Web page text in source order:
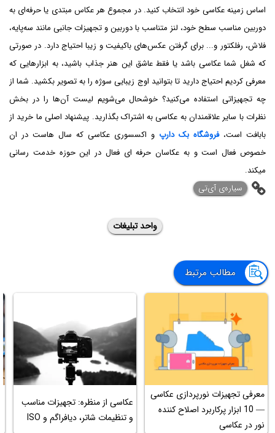
اساس زمینه عکاسی خود انتخاب کنید. در مجموع هر عکاس مبتدی یا حرفه‌ای به
دوربین مناسب سطح خود، لنز متناسب با دوربین و تجهیزات جانبی مانند سه‌پایه،
فلاش، رفلکتور و... برای گرفتن عکس‌های باکیفیت و زیبا احتیاج دارد. در صورتی
که شغل شما عکاسی باشد یا فقط عاشق این هنر جذاب باشید، به ابزارهایی که
معرفی کردیم احتیاج دارید تا بتوانید اوج زیبایی سوژه را به تصویر بکشید. شما از
چه تجهیزاتی استفاده می‌کنید؟ خوشحال می‌شویم لیست آن‌ها را در بخش
نظرات با سایر علاقمندان به عکاسی به اشتراک بگذارید. پیشنهاد اصلی ما خرید از
بابافت است،فروشگاه بک دارپ و اکسسوری عکاسی که سال هاست در ان
خصوص فعال است و به عکاسان حرفه ای فعال در این حوزه خدمت رسانی
میکند.
‌سیاره‌ی آی‌تی
واحد تبلیغات
مطالب مرتبط
معرفی تجهیزات نورپردازی عکاسی
— 10 ابزار پرکاربرد اصلاح کننده
نور در عکاسی
عکاسی از منظره: تجهیزات مناسب
و تنظیمات شاتر، دیافراگم و ISO